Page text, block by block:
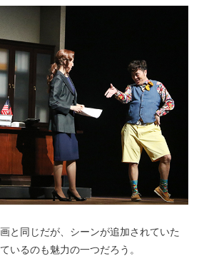
と同じだが、シーンが追加されていた
いるのも魅力の一つだろう。